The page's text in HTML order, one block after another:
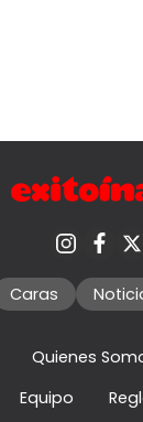
Caras
Quienes
Equipo